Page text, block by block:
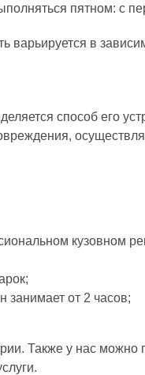
пятном: с
в
способ его
кузовном
занимает от 2 часов;
Также у нас можно